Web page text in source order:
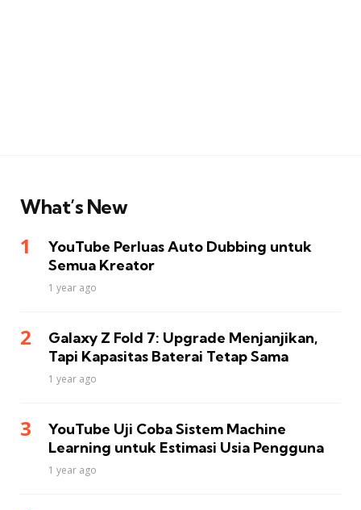
What’s New
YouTube Perluas Auto Dubbing untuk
Semua Kreator
1 year ago
Galaxy Z Fold 7: Upgrade Menjanjikan,
Tapi Kapasitas Baterai Tetap Sama
1 year ago
YouTube Uji Coba Sistem Machine
Learning untuk Estimasi Usia Pengguna
1 year ago